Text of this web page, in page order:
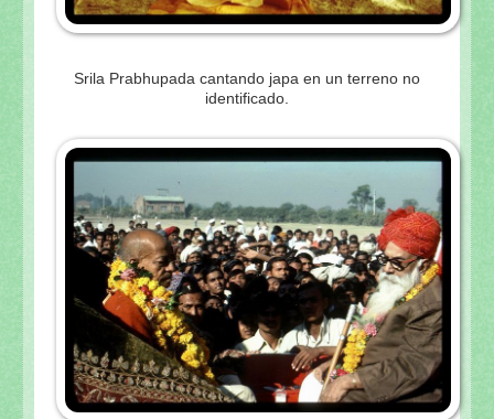
Srila Prabhupada cantando japa en un terreno no
identificado.